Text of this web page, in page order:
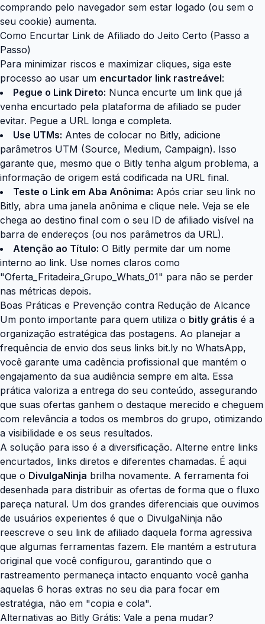
comprando pelo navegador sem estar logado (ou sem o
seu cookie) aumenta.
Como Encurtar Link de Afiliado do Jeito Certo (Passo a
Passo)
Para minimizar riscos e maximizar cliques, siga este
processo ao usar um encurtador link rastreável:
Pegue o Link Direto: Nunca encurte um link que já
venha encurtado pela plataforma de afiliado se puder
evitar. Pegue a URL longa e completa.
Use UTMs: Antes de colocar no Bitly, adicione
parâmetros UTM (Source, Medium, Campaign). Isso
garante que, mesmo que o Bitly tenha algum problema, a
informação de origem está codificada na URL final.
Teste o Link em Aba Anônima: Após criar seu link no
Bitly, abra uma janela anônima e clique nele. Veja se ele
chega ao destino final com o seu ID de afiliado visível na
barra de endereços (ou nos parâmetros da URL).
Atenção ao Título: O Bitly permite dar um nome
interno ao link. Use nomes claros como
"Oferta_Fritadeira_Grupo_Whats_01" para não se perder
nas métricas depois.
Boas Práticas e Prevenção contra Redução de Alcance
Um ponto importante para quem utiliza o bitly grátis é a
organização estratégica das postagens. Ao planejar a
frequência de envio dos seus links bit.ly no WhatsApp,
você garante uma cadência profissional que mantém o
engajamento da sua audiência sempre em alta. Essa
prática valoriza a entrega do seu conteúdo, assegurando
que suas ofertas ganhem o destaque merecido e cheguem
com relevância a todos os membros do grupo, otimizando
a visibilidade e os seus resultados.
A solução para isso é a diversificação. Alterne entre links
encurtados, links diretos e diferentes chamadas. É aqui
que o DivulgaNinja brilha novamente. A ferramenta foi
desenhada para distribuir as ofertas de forma que o fluxo
pareça natural. Um dos grandes diferenciais que ouvimos
de usuários experientes é que o DivulgaNinja não
reescreve o seu link de afiliado daquela forma agressiva
que algumas ferramentas fazem. Ele mantém a estrutura
original que você configurou, garantindo que o
rastreamento permaneça intacto enquanto você ganha
aquelas 6 horas extras no seu dia para focar em
estratégia, não em "copia e cola".
Alternativas ao Bitly Grátis: Vale a pena mudar?